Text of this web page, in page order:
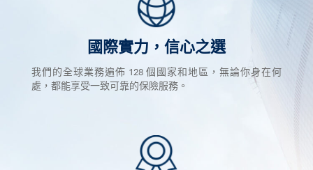
國際實力，信心之選
我們的全球業務遍佈 128 個國家和地區，無論你身在何
處，都能享受一致可靠的保險服務。